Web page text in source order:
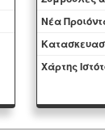
Νέα
Χάρτης